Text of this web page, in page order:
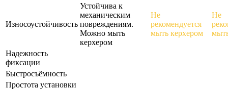
Износоустойчивость
Устойчива к
механическим
повреждениям.
Можно мыть
керхером
Не
рекомендуется
мыть керхером
Не
Надежность
фиксации
Быстросъёмность
Простота установки